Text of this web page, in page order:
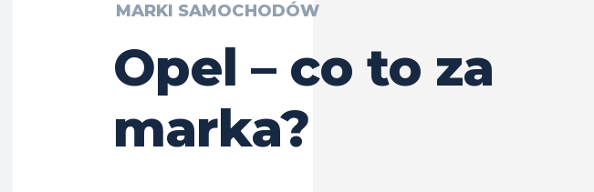
MARKI SAMOCHODÓW
Opel – co to za
marka?